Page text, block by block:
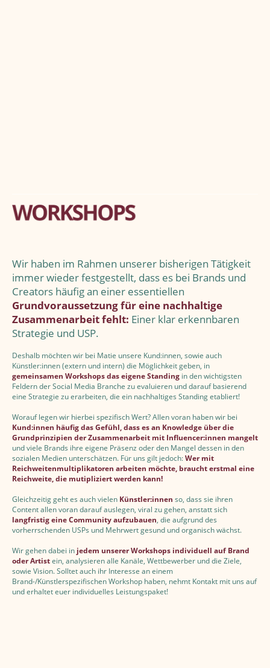
Wir haben im Rahmen unserer bisherigen Tätigkeit
immer wieder festgestellt, dass es bei Brands und
Creators häufig an einer essentiellen
Grundvoraussetzung für eine nachhaltige
Zusammenarbeit fehlt: Einer klar erkennbaren
Strategie und USP.
Deshalb möchten wir bei Matie unsere Kund:innen, sowie auch
Künstler:innen (extern und intern) die Möglichkeit geben, in
gemeinsamen Workshops das eigene Standing in den wichtigsten
Feldern der Social Media Branche zu evaluieren und darauf basierend
eine Strategie zu erarbeiten, die ein nachhaltiges Standing etabliert!
Worauf legen wir hierbei spezifisch Wert? Allen voran haben wir bei
Kund:innen häufig das Gefühl, dass es an Knowledge über die
Grundprinzipien der Zusammenarbeit mit Influencer:innen mangelt
und viele Brands ihre eigene Präsenz oder den Mangel dessen in den
sozialen Medien unterschätzen. Für uns gilt jedoch:Wer mit
Reichweitenmultiplikatoren arbeiten möchte, braucht erstmal eine
Reichweite, die mutipliziert werden kann!
Gleichzeitig geht es auch vielen Künstler:innen so, dass sie ihren
Content allen voran darauf auslegen, viral zu gehen, anstatt sich
langfristig eine Community aufzubauen, die aufgrund des
vorherrschenden USPs und Mehrwert gesund und organisch wächst.
Wir gehen dabei in jedem unserer Workshops individuell auf Brand
oder Artistein, analysieren alle Kanäle, Wettbewerber und die Ziele,
sowie Vision. Solltet auch ihr Interesse an einem
Brand-/Künstlerspezifischen Workshop haben, nehmt Kontakt mit uns auf
und erhaltet euer individuelles Leistungspaket!